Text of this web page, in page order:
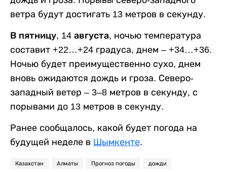
ветра будут достигать 13 метров в секунду.
В пятницу, 14 августа, ночью температура
составит +22…+24 градуса, днем – +34…+36.
Ночью будет преимущественно сухо, днем
вновь ожидаются дождь и гроза. Северо-
западный ветер – 3–8 метров в секунду, с
порывами до 13 метров в секунду.
Ранее сообщалось, какой будет погода на
будущей неделе в Шымкенте.
Казахстан Алматы Прогноз погоды дожди